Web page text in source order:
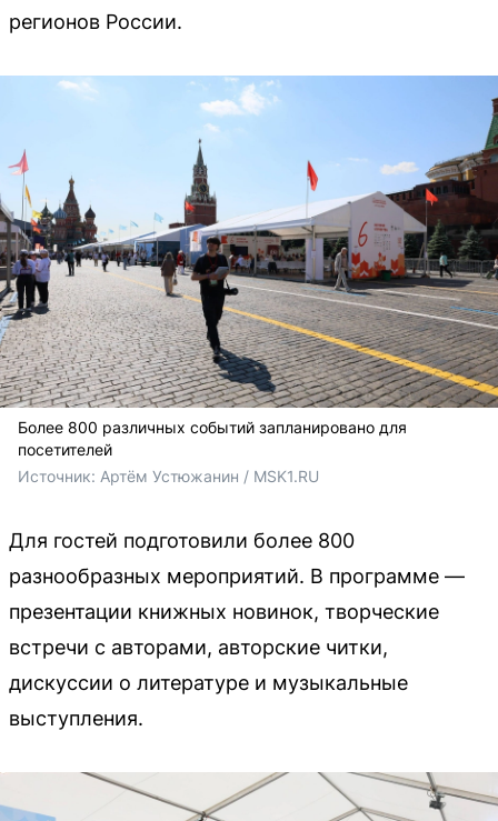
регионов России.
Более 800 различных событий запланировано для
посетителей
Источник: Артём Устюжанин / MSK1.RU
Для гостей подготовили более 800
разнообразных мероприятий. В программе —
презентации книжных новинок, творческие
встречи с авторами, авторские читки,
дискуссии о литературе и музыкальные
выступления.